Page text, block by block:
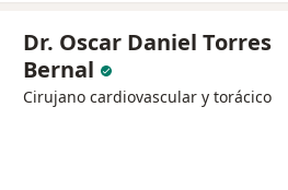
Dr. Oscar Daniel Torres
Bernal
Cirujano cardiovascular y torácico